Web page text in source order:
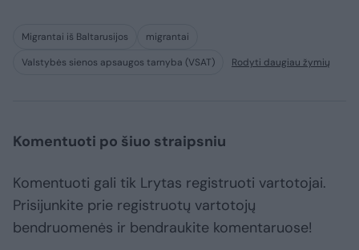
Migrantai iš Baltarusijos
migrantai
Valstybės sienos apsaugos tarnyba (VSAT)
Rodyti daugiau žymių
Komentuoti po šiuo straipsniu
Komentuoti gali tik Lrytas registruoti vartotojai.
Prisijunkite prie registruotų vartotojų
bendruomenės ir bendraukite komentaruose!